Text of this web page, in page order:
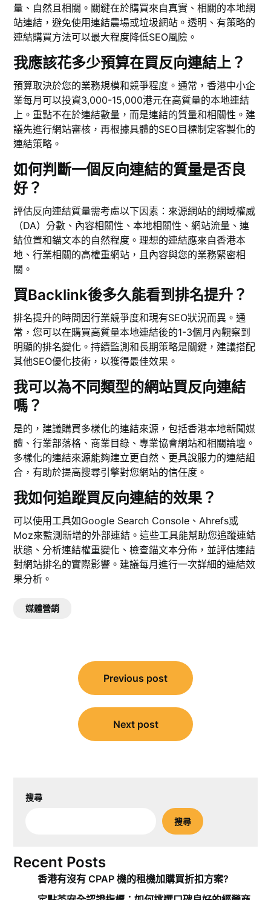
量、自然且相關。關鍵在於購買來自真實、相關的本地網
站連結，避免使用連結農場或垃圾網站。透明、有策略的
連結購買方法可以最大程度降低SEO風險。
我應該花多少預算在買反向連結上？
預算取決於您的業務規模和競爭程度。通常，香港中小企
業每月可以投資3,000-15,000港元在高質量的本地連結
上。重點不在於連結數量，而是連結的質量和相關性。建
議先進行網站審核，再根據具體的SEO目標制定客製化的
連結策略。
如何判斷一個反向連結的質量是否良
好？
評估反向連結質量需考慮以下因素：來源網站的網域權威
（DA）分數、內容相關性、本地相關性、網站流量、連
結位置和錨文本的自然程度。理想的連結應來自香港本
地、行業相關的高權重網站，且內容與您的業務緊密相
關。
買Backlink後多久能看到排名提升？
排名提升的時間因行業競爭度和現有SEO狀況而異。通
常，您可以在購買高質量本地連結後的1-3個月內觀察到
明顯的排名變化。持續監測和長期策略是關鍵，建議搭配
其他SEO優化技術，以獲得最佳效果。
我可以為不同類型的網站買反向連結
嗎？
是的，建議購買多樣化的連結來源，包括香港本地新聞媒
體、行業部落格、商業目錄、專業協會網站和相關論壇。
多樣化的連結來源能夠建立更自然、更具說服力的連結組
合，有助於提高搜尋引擎對您網站的信任度。
我如何追蹤買反向連結的效果？
可以使用工具如Google Search Console、Ahrefs或
Moz來監測新增的外部連結。這些工具能幫助您追蹤連結
狀態、分析連結權重變化、檢查錨文本分佈，並評估連結
對網站排名的實際影響。建議每月進行一次詳細的連結效
果分析。
媒體營銷
Previous post
Next post
搜尋
搜尋
Recent Posts
香港有沒有 CPAP 機的租機加購買折扣方案?